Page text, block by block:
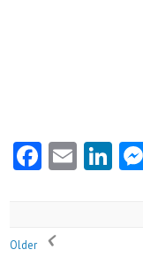
Older